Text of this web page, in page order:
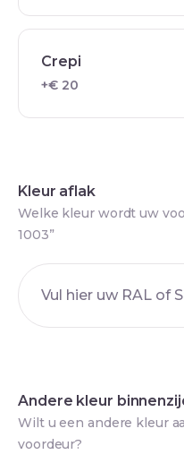
Crepi
+€ 20
Kleur aflak
Welke kleur wordt uw
1003”
Andere kleur
Wilt u een andere kleur
voordeur?